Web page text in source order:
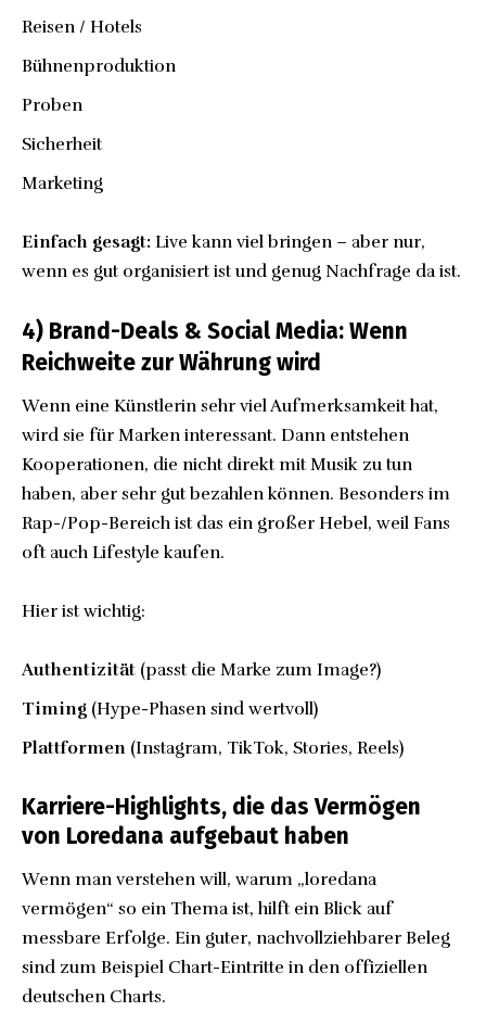
Reisen / Hotels
Bühnenproduktion
Proben
Sicherheit
Marketing
Einfach gesagt: Live kann viel bringen – aber nur,
wenn es gut organisiert ist und genug Nachfrage da ist.
4) Brand-Deals & Social Media: Wenn
Reichweite zur Währung wird
Wenn eine Künstlerin sehr viel Aufmerksamkeit hat,
wird sie für Marken interessant. Dann entstehen
Kooperationen, die nicht direkt mit Musik zu tun
haben, aber sehr gut bezahlen können. Besonders im
Rap-/Pop-Bereich ist das ein großer Hebel, weil Fans
oft auch Lifestyle kaufen.
Hier ist wichtig:
Authentizität (passt die Marke zum Image?)
Timing (Hype-Phasen sind wertvoll)
Plattformen (Instagram, TikTok, Stories, Reels)
Karriere-Highlights, die das Vermögen
von Loredana aufgebaut haben
Wenn man verstehen will, warum „loredana
vermögen“ so ein Thema ist, hilft ein Blick auf
messbare Erfolge. Ein guter, nachvollziehbarer Beleg
sind zum Beispiel Chart-Eintritte in den offiziellen
deutschen Charts.